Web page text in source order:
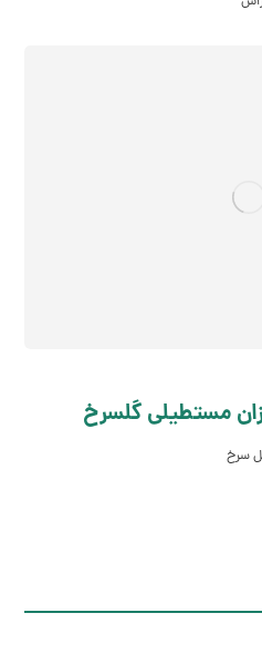
مستطیلی گلسرخ
سرخ